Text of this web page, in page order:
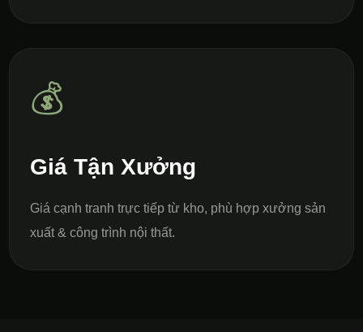
💰
Giá Tận Xưởng
Giá cạnh tranh trực tiếp từ kho, phù hợp xưởng sản
xuất & công trình nội thất.